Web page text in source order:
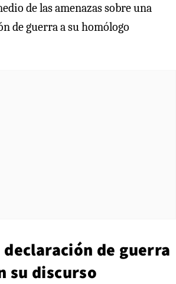
de las amenazas sobre una
de guerra a su homólogo
de guerra
su discurso